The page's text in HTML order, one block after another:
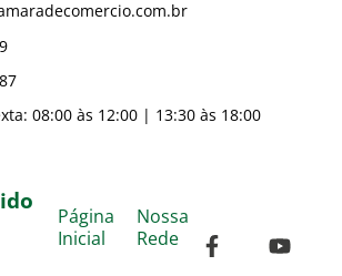
08:00 às 12:00 | 13:30 às 18:00
Página
Inicial
Nossa
Rede